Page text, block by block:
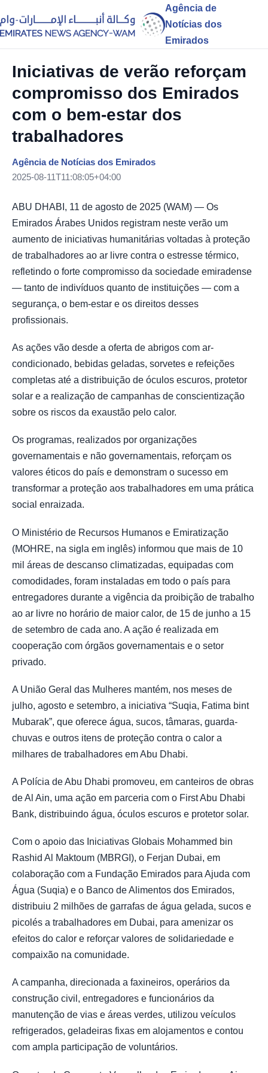
Agência de
Notícias dos
Emirados
Iniciativas de verão reforçam
compromisso dos Emirados
com o bem-estar dos
trabalhadores
Agência de Notícias dos Emirados
2025-08-11T11:08:05+04:00
ABU DHABI, 11 de agosto de 2025 (WAM) — Os
Emirados Árabes Unidos registram neste verão um
aumento de iniciativas humanitárias voltadas à proteção
de trabalhadores ao ar livre contra o estresse térmico,
refletindo o forte compromisso da sociedade emiradense
— tanto de indivíduos quanto de instituições — com a
segurança, o bem-estar e os direitos desses
profissionais.
As ações vão desde a oferta de abrigos com ar-
condicionado, bebidas geladas, sorvetes e refeições
completas até a distribuição de óculos escuros, protetor
solar e a realização de campanhas de conscientização
sobre os riscos da exaustão pelo calor.
Os programas, realizados por organizações
governamentais e não governamentais, reforçam os
valores éticos do país e demonstram o sucesso em
transformar a proteção aos trabalhadores em uma prática
social enraizada.
O Ministério de Recursos Humanos e Emiratização
(MOHRE, na sigla em inglês) informou que mais de 10
mil áreas de descanso climatizadas, equipadas com
comodidades, foram instaladas em todo o país para
entregadores durante a vigência da proibição de trabalho
ao ar livre no horário de maior calor, de 15 de junho a 15
de setembro de cada ano. A ação é realizada em
cooperação com órgãos governamentais e o setor
privado.
A União Geral das Mulheres mantém, nos meses de
julho, agosto e setembro, a iniciativa “Suqia, Fatima bint
Mubarak”, que oferece água, sucos, tâmaras, guarda-
chuvas e outros itens de proteção contra o calor a
milhares de trabalhadores em Abu Dhabi.
A Polícia de Abu Dhabi promoveu, em canteiros de obras
de Al Ain, uma ação em parceria com o First Abu Dhabi
Bank, distribuindo água, óculos escuros e protetor solar.
Com o apoio das Iniciativas Globais Mohammed bin
Rashid Al Maktoum (MBRGI), o Ferjan Dubai, em
colaboração com a Fundação Emirados para Ajuda com
Água (Suqia) e o Banco de Alimentos dos Emirados,
distribuiu 2 milhões de garrafas de água gelada, sucos e
picolés a trabalhadores em Dubai, para amenizar os
efeitos do calor e reforçar valores de solidariedade e
compaixão na comunidade.
A campanha, direcionada a faxineiros, operários da
construção civil, entregadores e funcionários da
manutenção de vias e áreas verdes, utilizou veículos
refrigerados, geladeiras fixas em alojamentos e contou
com ampla participação de voluntários.